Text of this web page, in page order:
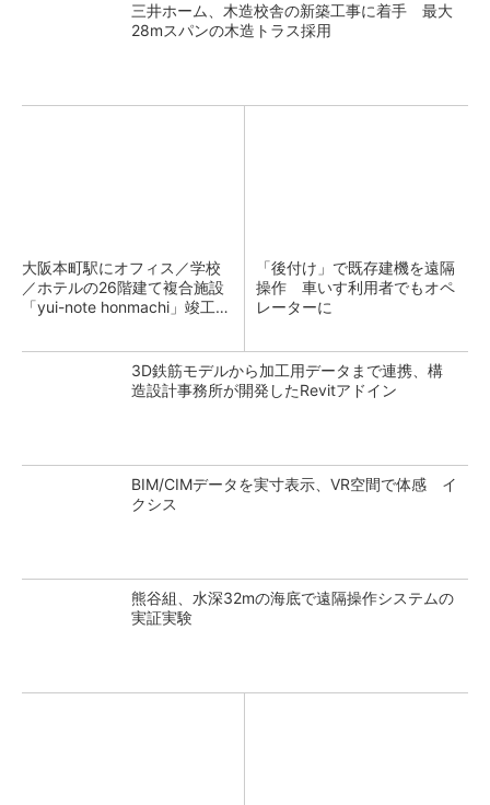
三井ホーム、木造校舎の新築工事に着手 最大
28mスパンの木造トラス採用
大阪本町駅にオフィス／学校
／ホテルの26階建て複合施設
「yui-note honmachi」竣工、
「後付け」で既存建機を遠隔
操作 車いす利用者でもオペ
レーターに
3D鉄筋モデルから加工用データまで連携、構
造設計事務所が開発したRevitアドイン
BIM/CIMデータを実寸表示、VR空間で体感 イ
クシス
熊谷組、水深32mの海底で遠隔操作システムの
実証実験